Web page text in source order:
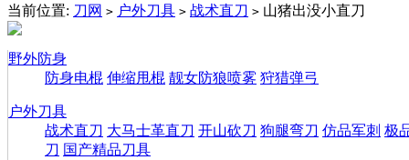
当前位置: 刀网 > 户外刀具 > 战术直刀 > 山猪出没小直刀
野外防身
防身电棍 伸缩甩棍 靓女防狼喷雾 狩猎弹弓
户外刀具
战术直刀 大马士革直刀 开山砍刀 狗腿弯刀 仿品军刺 极
刀 国产精品刀具